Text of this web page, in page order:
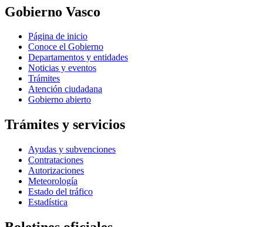
Gobierno Vasco
Página de inicio
Conoce el Gobierno
Departamentos y entidades
Noticias y eventos
Trámites
Atención ciudadana
Gobierno abierto
Trámites y servicios
Ayudas y subvenciones
Contrataciones
Autorizaciones
Meteorología
Estado del tráfico
Estadística